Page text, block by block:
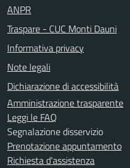
ANPR
Traspare - CUC Monti Dauni
Informativa privacy
Note legali
Dichiarazione di accessibilità
Amministrazione trasparente
Leggi le FAQ
Segnalazione disservizio
Prenotazione appuntamento
Richiesta d'assistenza